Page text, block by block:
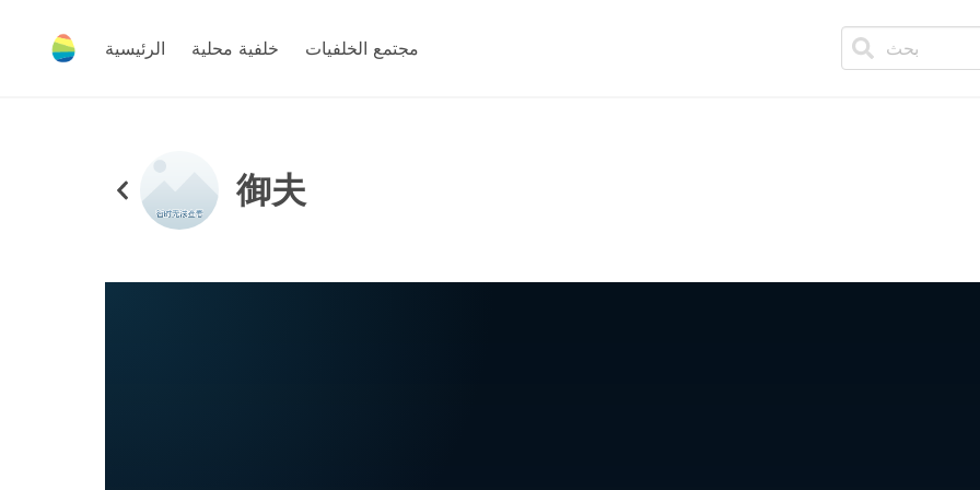
الرئيسية خلفية محلية مجتمع الخلفيات
御夫